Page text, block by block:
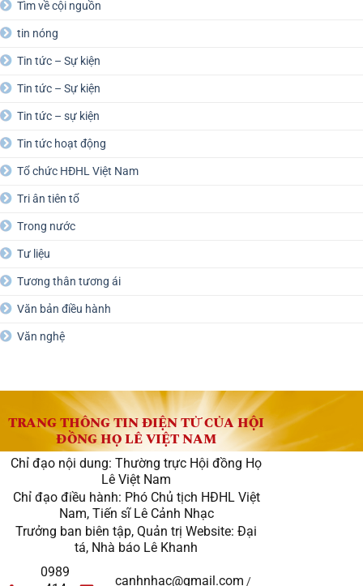
Tìm về cội nguồn
tin nóng
Tin tức – Sự kiện
Tin tức – Sự kiện
Tin tức – sự kiện
Tin tức hoạt động
Tổ chức HĐHL Việt Nam
Tri ân tiên tổ
Trong nước
Tư liệu
Tương thân tương ái
Văn bản điều hành
Văn nghệ
TRANG THÔNG TIN ĐIỆN TỬ CỦA HỘI
ĐỒNG HỌ LÊ VIỆT NAM
Chỉ đạo nội dung: Thường trực Hội đồng Họ
Lê Việt Nam
Chỉ đạo điều hành: Phó Chủ tịch HĐHL Việt
Nam, Tiến sĩ Lê Cảnh Nhạc
Trưởng ban biên tập, Quản trị Website: Đại
tá, Nhà báo Lê Khanh
0989
canhnhac@gmail.com /